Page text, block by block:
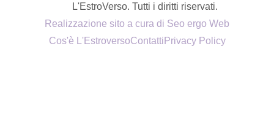
L'EstroVerso. Tutti i diritti riservati.
Realizzazione sito a cura di Seo ergo Web
Cos'è L'EstroversoContatti Privacy Policy